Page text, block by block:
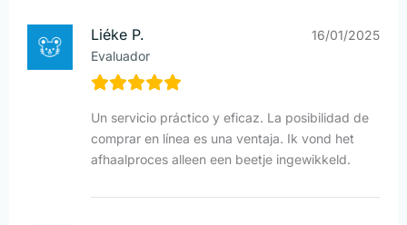
Liéke P.
Evaluador
16/01/2025
Un servicio práctico y eficaz. La posibilidad de
comprar en línea es una ventaja. Ik vond het
afhaalproces alleen een beetje ingewikkeld.